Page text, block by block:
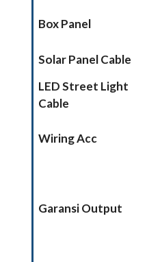
Box Panel
Solar Panel Cable
LED Street Light
Cable
Wiring Acc
Garansi Output